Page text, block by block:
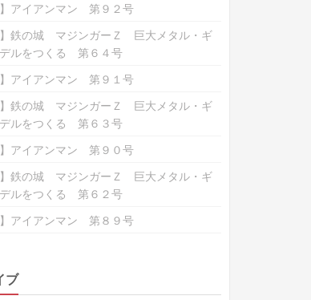
】アイアンマン 第９２号
】鉄の城 マジンガーＺ 巨大メタル・ギ
デルをつくる 第６４号
】アイアンマン 第９１号
】鉄の城 マジンガーＺ 巨大メタル・ギ
デルをつくる 第６３号
】アイアンマン 第９０号
】鉄の城 マジンガーＺ 巨大メタル・ギ
デルをつくる 第６２号
】アイアンマン 第８９号
ブ